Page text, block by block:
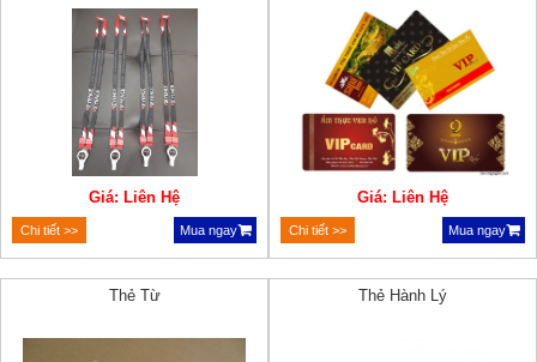
Giá: Liên Hệ
Chi tiết >> Mua ngay
Giá: Liên Hệ
Chi tiết >> Mua ngay
Thẻ Từ Thẻ Hành Lý